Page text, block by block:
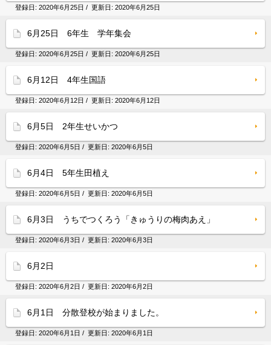
登録日: 2020年6月25日 / 更新日: 2020年6月25日
6月25日 6年生 学年集会
登録日: 2020年6月25日 / 更新日: 2020年6月25日
6月12日 4年生国語
登録日: 2020年6月12日 / 更新日: 2020年6月12日
6月5日 2年生せいかつ
登録日: 2020年6月5日 / 更新日: 2020年6月5日
6月4日 5年生田植え
登録日: 2020年6月5日 / 更新日: 2020年6月5日
6月3日 うちでつくろう「きゅうりの梅肉あえ」
登録日: 2020年6月3日 / 更新日: 2020年6月3日
6月2日
登録日: 2020年6月2日 / 更新日: 2020年6月2日
6月1日 分散登校が始まりました。
登録日: 2020年6月1日 / 更新日: 2020年6月1日